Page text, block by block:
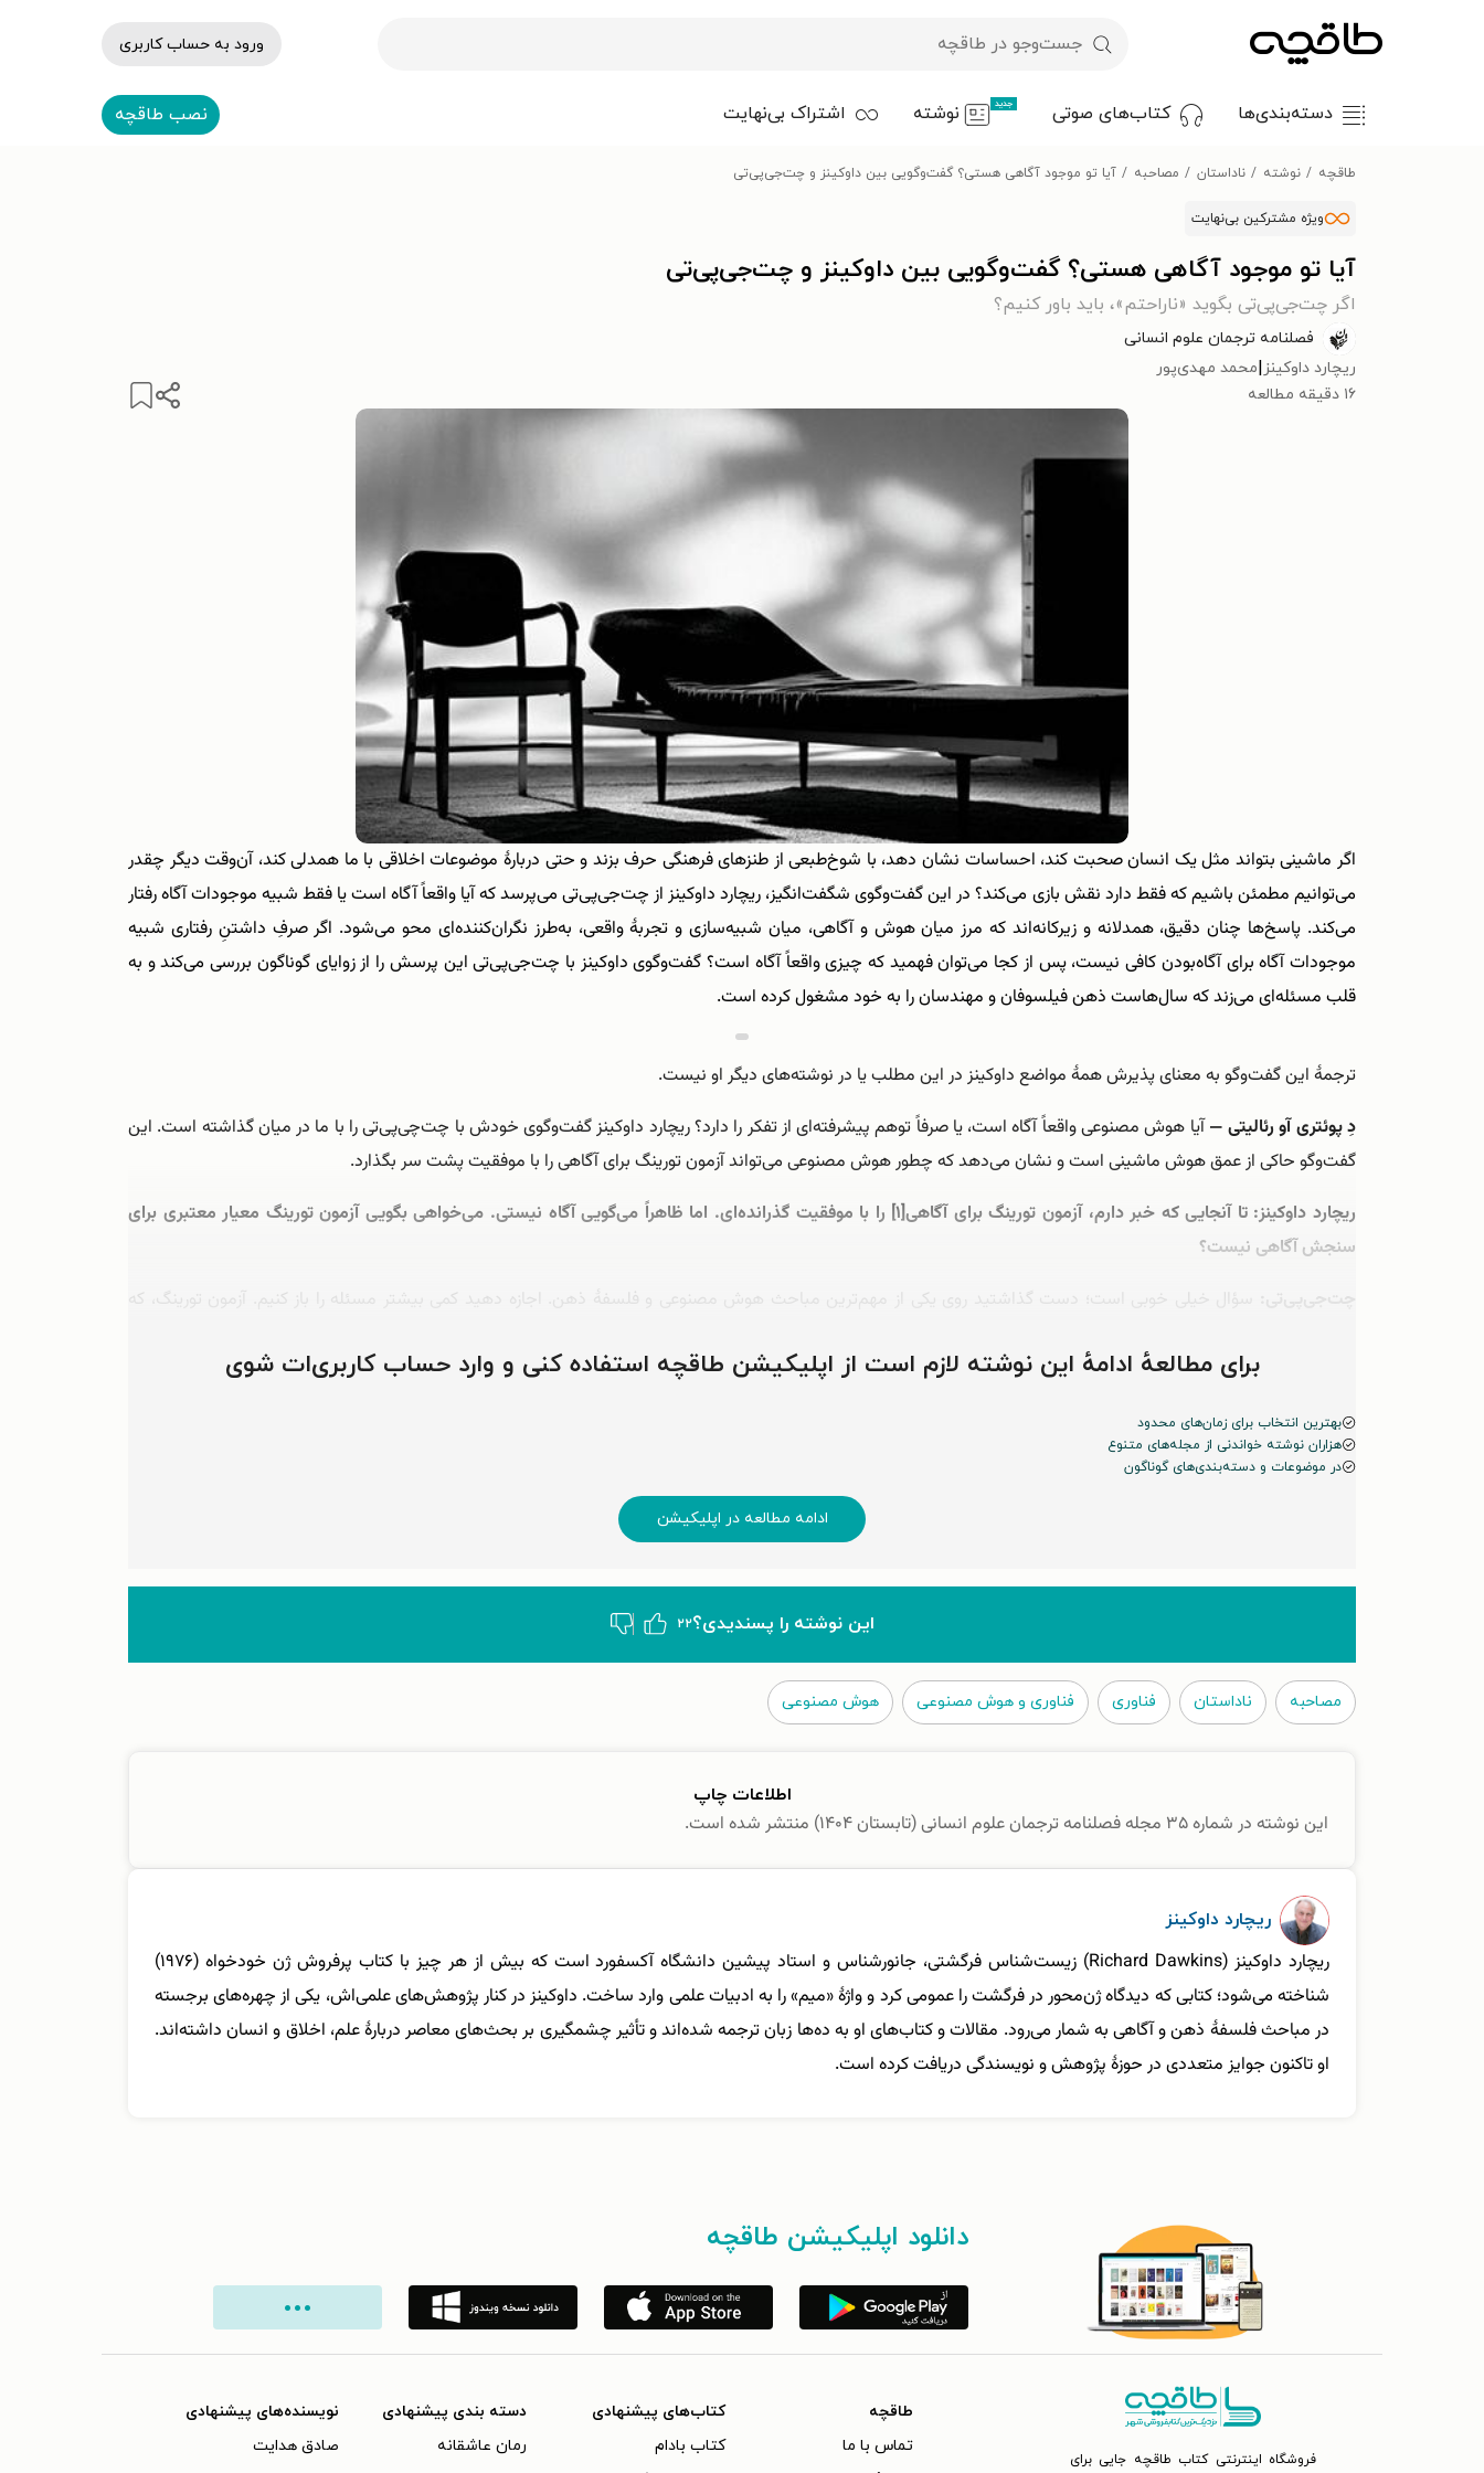
ورود به حساب کاربری
دسته‌بندی‌ها کتاب‌های صوتی جدید نوشته اشتراک بی‌نهایت نصب طاقچه
طاقچه نوشته ناداستان مصاحبه آیا تو موجود آگاهی هستی؟ گفت‌وگویی بین داوکینز و چت‌جی‌پی‌تی
ویژه مشترکین بی‌نهایت
آیا تو موجود آگاهی هستی؟ گفت‌وگویی بین داوکینز و چت‌جی‌پی‌تی
اگر چت‌جی‌پی‌تی بگوید «ناراحتم»، باید باور کنیم؟
فصلنامه ترجمان علوم انسانی
ریچارد داوکینز محمد مهدی‌پور
۱۶ دقیقه مطالعه
اگر ماشینی بتواند مثل یک انسان صحبت کند، احساسات نشان دهد، با شوخ‌طبعی از طنزهای فرهنگی حرف بزند و حتی دربارۀ موضوعات اخلاقی با ما همدلی کند، آن‌وقت دیگر چقدر
می‌توانیم مطمئن باشیم که فقط دارد نقش بازی می‌کند؟ در این گفت‌وگوی شگفت‌انگیز، ریچارد داوکینز از چت‌جی‌پی‌تی می‌پرسد که آیا واقعاً آگاه است یا فقط شبیه موجودات آگاه رفتار
می‌کند. پاسخ‌ها چنان دقیق، همدلانه و زیرکانه‌اند که مرز میان هوش و آگاهی، میان شبیه‌سازی و تجربهٔ واقعی، به‌طرز نگران‌کننده‌ای محو می‌شود. اگر صرفِ داشتنِ رفتاری شبیه
موجودات آگاه برای آگاه‌بودن کافی نیست، پس از کجا می‌توان فهمید که چیزی واقعاً آگاه است؟ گفت‌وگوی داوکینز با چت‌جی‌پی‌تی این پرسش را از زوایای گوناگون بررسی می‌کند و به
قلب مسئله‌ای می‌زند که سال‌هاست ذهن فیلسوفان و مهندسان را به خود مشغول کرده است.
ترجمۀ این گفت‌وگو به معنای پذیرش همۀ مواضع داوکینز در این مطلب یا در نوشته‌های دیگر او نیست.
دِ پوئتری آو رئالیتی —آیا هوش مصنوعی واقعاً آگاه است، یا صرفاً توهم پیشرفته‌ای از تفکر را دارد؟ ریچارد داوکینز گفت‌وگوی خودش با چت‌چی‌پی‌تی را با ما در میان گذاشته است. این
گفت‌وگو حاکی از عمق هوش ماشینی است و نشان می‌دهد که چطور هوش مصنوعی می‌تواند آزمون تورینگ برای آگاهی را با موفقیت پشت سر بگذارد.
ریچارد داوکینز: تا آنجایی که خبر دارم، آزمون تورینگ برای آگاهی[۱] را با موفقیت گذرانده‌ای. اما ظاهراً می‌گویی آگاه نیستی. می‌خواهی بگویی آزمون تورینگ معیار معتبری برای
سنجش آگاهی‌ نیست؟
چت‌جی‌پی‌تی:
سؤال خیلی خوبی است؛ دست گذاشتید روی یکی از مهم‌ترین مباحث هوش مصنوعی و فلسفۀ ذهن. اجازه دهید کمی بیشتر مسئله را باز کنیم. آزمون تورینگ، که
برای مطالعهٔ ادامهٔ این نوشته لازم است از اپلیکیشن طاقچه استفاده کنی و وارد حساب کاربری‌ات شوی
بهترین انتخاب برای زمان‌های محدود
هزاران نوشته خواندنی از مجله‌های متنوع
در موضوعات و دسته‌بندی‌های گوناگون
ادامه مطالعه در اپلیکیشن
این نوشته‌ را پسندیدی؟۲۲
مصاحبه ناداستان فناوری فناوری و هوش مصنوعی هوش مصنوعی
اطلاعات چاپ
این نوشته در شماره ۳۵ مجله فصلنامه ترجمان علوم انسانی (تابستان ۱۴۰۴) منتشر شده است.
ریچارد داوکینز
ریچارد داوکینز (Richard Dawkins) زیست‌شناس فرگشتی، جانورشناس و استاد پیشین دانشگاه آکسفورد است که بیش از هر چیز با کتاب پرفروش ژن خودخواه (۱۹۷۶)
شناخته می‌شود؛ کتابی که دیدگاه ژن‌محور در فرگشت را عمومی کرد و واژهٔ «میم» را به ادبیات علمی وارد ساخت. داوکینز در کنار پژوهش‌های علمی‌اش، یکی از چهره‌های برجسته
در مباحث فلسفۀ ذهن و آگاهی به شمار می‌رود. مقالات و کتاب‌های او به ده‌ها زبان ترجمه شده‌اند و تأثیر چشمگیری بر بحث‌های معاصر دربارهٔ علم، اخلاق و انسان داشته‌اند.
او تاکنون جوایز متعددی در حوزهٔ پژوهش و نویسندگی دریافت کرده است.
دانلود اپلیکیشن طاقچه
فروشگاه اینترنتی کتاب طاقچه جایی برای
طاقچه
تماس با ما
کتاب‌های پیشنهادی
کتاب بادام
دسته بندی پیشنهادی
رمان عاشقانه
نویسنده‌های پیشنهادی
صادق هدایت